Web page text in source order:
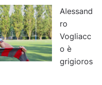
Alessand
ro
Vogliacc
o è
grigioros